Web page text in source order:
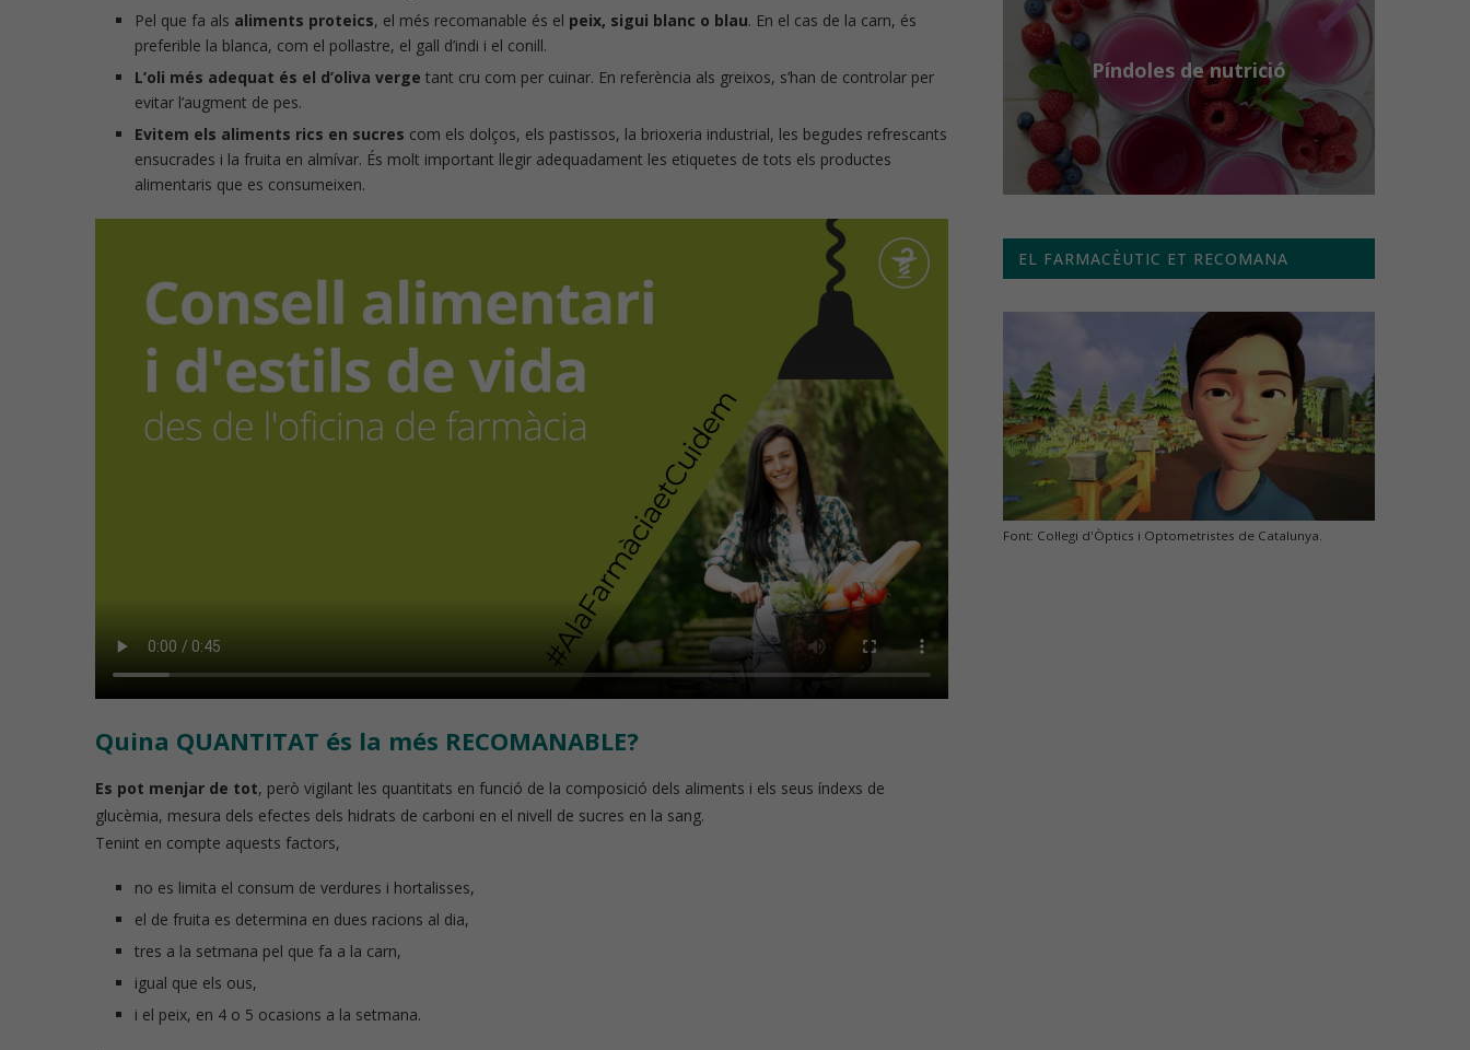
Pel que fa als aliments proteics, el més recomanable és el peix, sigui blanc o blau. En el cas de la carn, és
preferible la blanca, com el pollastre, el gall d’indi i el conill.
L’oli més adequat és el d’oliva verge tant cru com per cuinar. En referència als greixos, s’han de controlar per
evitar l’augment de pes.
Evitem els aliments rics en sucres com els dolços, els pastissos, la brioxeria industrial, les begudes refrescants
ensucrades i la fruita en almívar. És molt important llegir adequadament les etiquetes de tots els productes
alimentaris que es consumeixen.
Quina QUANTITAT és la més RECOMANABLE?
Es pot menjar de tot, però vigilant les quantitats en funció de la composició dels aliments i els seus índexs de
glucèmia, mesura dels efectes dels hidrats de carboni en el nivell de sucres en la sang.
Tenint en compte aquests factors,
no es limita el consum de verdures i hortalisses,
el de fruita es determina en dues racions al dia,
tres a la setmana pel que fa a la carn,
igual que els ous,
i el peix, en 4 o 5 ocasions a la setmana.
Píndoles de nutrició Píndoles de nutrició Píndoles de nutrició
EL FARMACÈUTIC ET RECOMANA
Font: Col·legi d'Òptics i Optometristes de Catalunya.